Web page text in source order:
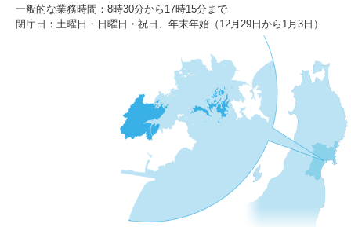
一般的な業務時間：8時30分から17時15分まで
閉庁日：土曜日・日曜日・祝日、年末年始（12月29日から1月3日）